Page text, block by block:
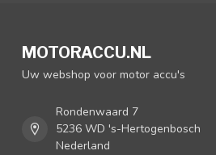
MOTORACCU.NL
Uw webshop voor motor accu's
Rondenwaard 7
5236 WD 's-Hertogenbosch
Nederland